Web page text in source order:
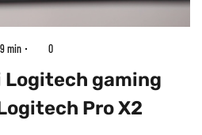
9 min 0
gaming
Pro X2